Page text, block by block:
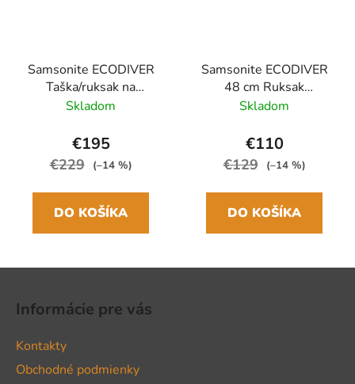
Samsonite ECODIVER
Taška/ruksak na
kolieskach 55cm, 51L
Skladom
€195
€229 (–14 %)
DO KOŠÍKA
Samsonite ECODIVER
48 cm Ruksak
Modrozelená Dark
Skladom
€110
€129 (–14 %)
DO KOŠÍKA
Informácie pre vás
Kontakty
Obchodné podmienky